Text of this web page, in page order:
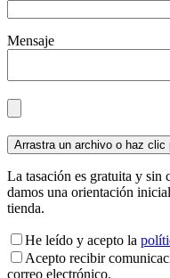
Mensaje
La tasación es gratuita y sin
damos una orientación
tienda.
He leído y acepto la
Acepto recibir
correo electrónico.